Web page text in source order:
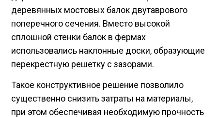
деревянных мостовых балок двутаврового
поперечного сечения. Вместо высокой
сплошной стенки балок в фермах
использовались наклонные доски, образующие
перекрестную решетку с зазорами.
Такое конструктивное решение позволило
существенно снизить затраты на материалы,
при этом обеспечивая необходимую прочность